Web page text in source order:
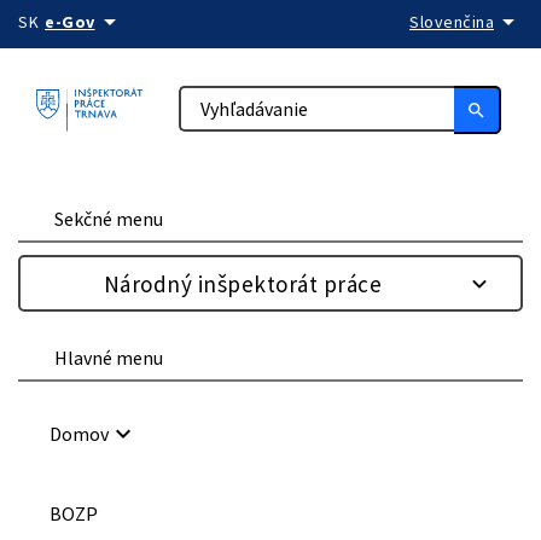
Preskočiť na obsah
SK e-Govarrow_drop_down Slovenčina arrow_drop_down
search
Sekčné menu
Národný inšpektorát práce
Hlavné menu
Domovkeyboard_arrow_down
BOZP